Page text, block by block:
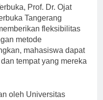
Prof. Dr. Ojat
Tangerang
fleksibilitas
metode
mahasiswa dapat
tempat yang mereka
oleh Universitas